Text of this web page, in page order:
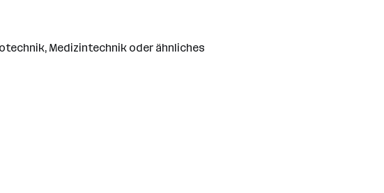
Medizintechnik oder ähnliches